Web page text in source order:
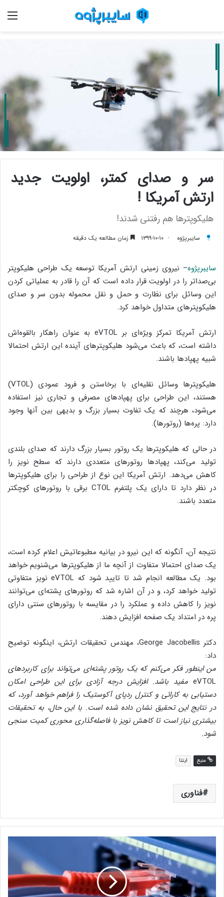
سر و صدای کمتر، اولویت جدید
ارتش آمریکا !
هلیکوپترها هم رفتنی شدند!
سایبرپژوه ۱۳۹۹-۱۰-۱۰ زمان مطالعه یک دقیقه
سایبرپژوه– نیروی زمینی ارتش آمریکا توسعه یک طراحی هلیکوپتر
بی‌صداتر را در اولویت قرار داده است که آن را قادر به عملیاتی کردن
این وسائل برای نظارت و حمل و نقل محموله بدون سر و صدای
هلیکوپترهای متداول خواهد کرد.
ارتش آمریکا تمرکز ویژه‌ای بر eVTOL به عنوان راهکار بالقوه‌اش
داشته است، که باعث می‌شود هلیکوپترهای آینده این ارتش احتمالا
شبیه پهپادها باشند.
هلیکوپترها وسائل نقلیه‌ای با برخاستن و فرود عمودی (VTOL)
هستند، این طراحی برای پهپادهای مصرفی و تجاری نیز استفاده
می‌شود، هرچند که یک تفاوت بسیار بزرگ و بدیهی بین آنها وجود
دارد: پره‌ها (روتورها).
در حالی که هلیکوپترها یک روتور بسیار بزرگ دارند که صدای بلندی
تولید می‌کند، پهپادها روتورهای متعددی دارند که سطح نویز را
کاهش می‌دهد. ارتش آمریکا این نوع از طراحی را برای هلیکوپترها
در نظر دارد تا دارای یک پلتفرم CTOL برقی با روتورهای کوچکتر
متعدد باشند.
نتیجه آن، آنگونه که این نیرو در بیانیه مطبوعاتیش اعلام کرده است،
یک صدای احتمالا متفاوت از آنچه ما از هلیکوپترها می‌شنویم خواهد
بود. یک مطالعه انجام شد تا تایید شود که eVTOL نویز متفاوتی
تولید خواهد کرد، و در آن اشاره شد که روتورهای پشته‌ای می‌توانند
نویز را کاهش داده و عملکرد را در مقایسه با روتورهای سنتی دارای
پره در امتداد یک صفحه افزایش دهند.
دکتر George Jacobellis، مهندس تحقیقات ارتش، اینگونه توضیح
داد:
من اینطور فکر می‌کنم که یک روتور پشته‌ای می‌تواند برای کاربردهای
eVTOL مفید باشد. افزایش درجه آزادی برای این طراحی امکان
دستیابی به کارائی و کنترل ردپای آکوستیک را فراهم خواهد آورد، که
در نتایج این تحقیق نشان داده شده است. با این حال، به تحقیقات
بیشتری نیاز است تا کاهش نویز با فاصله‌گذاری محوری کمیت سنجی
شود.
منبع ایتنا
فناوری